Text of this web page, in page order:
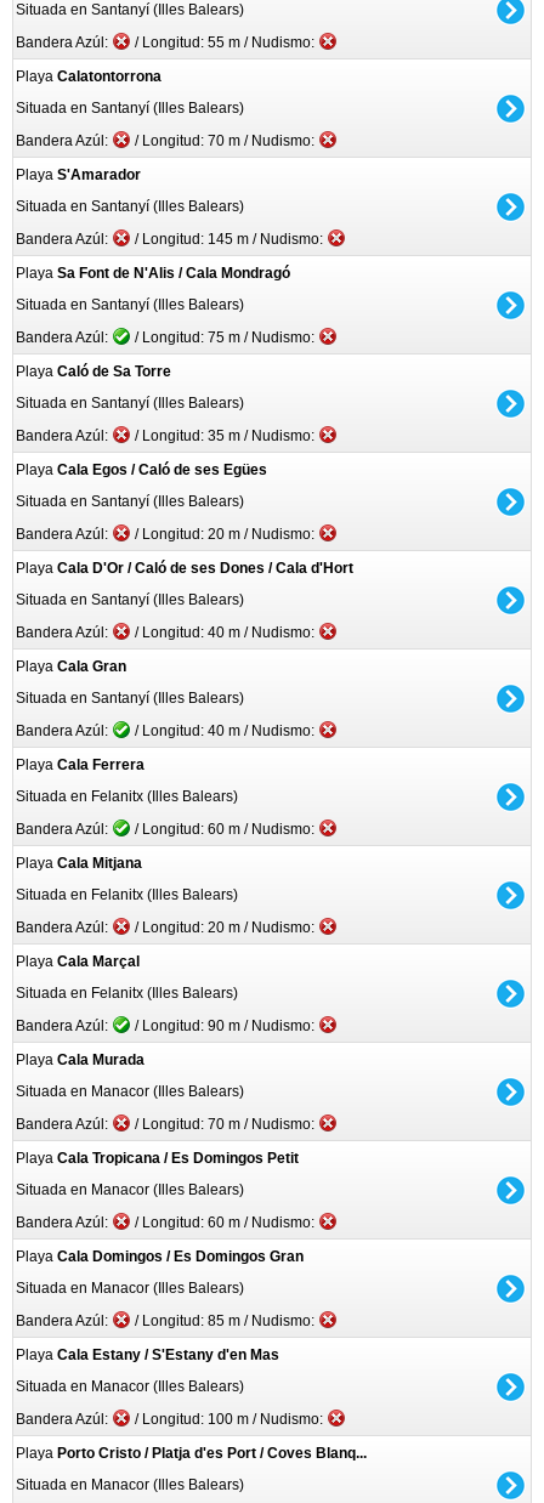
Situada en Santanyí (Illes Balears)
Bandera Azúl:
/ Longitud: 55 m / Nudismo:
Playa Calatontorrona
Situada en Santanyí (Illes Balears)
Bandera Azúl:
/ Longitud: 70 m / Nudismo:
Playa S'Amarador
Situada en Santanyí (Illes Balears)
Bandera Azúl:
/ Longitud: 145 m / Nudismo:
Playa Sa Font de N'Alis / Cala Mondragó
Situada en Santanyí (Illes Balears)
Bandera Azúl:
/ Longitud: 75 m / Nudismo:
Playa Caló de Sa Torre
Situada en Santanyí (Illes Balears)
Bandera Azúl:
/ Longitud: 35 m / Nudismo:
Playa Cala Egos / Caló de ses Egües
Situada en Santanyí (Illes Balears)
Bandera Azúl:
/ Longitud: 20 m / Nudismo:
Playa Cala D'Or / Caló de ses Dones / Cala d'Hort
Situada en Santanyí (Illes Balears)
Bandera Azúl:
/ Longitud: 40 m / Nudismo:
Playa Cala Gran
Situada en Santanyí (Illes Balears)
Bandera Azúl:
/ Longitud: 40 m / Nudismo:
Playa Cala Ferrera
Situada en Felanitx (Illes Balears)
Bandera Azúl:
/ Longitud: 60 m / Nudismo:
Playa Cala Mitjana
Situada en Felanitx (Illes Balears)
Bandera Azúl:
/ Longitud: 20 m / Nudismo:
Playa Cala Marçal
Situada en Felanitx (Illes Balears)
Bandera Azúl:
/ Longitud: 90 m / Nudismo:
Playa Cala Murada
Situada en Manacor (Illes Balears)
Bandera Azúl:
/ Longitud: 70 m / Nudismo:
Playa Cala Tropicana / Es Domingos Petit
Situada en Manacor (Illes Balears)
Bandera Azúl:
/ Longitud: 60 m / Nudismo:
Playa Cala Domingos / Es Domingos Gran
Situada en Manacor (Illes Balears)
Bandera Azúl:
/ Longitud: 85 m / Nudismo:
Playa Cala Estany / S'Estany d'en Mas
Situada en Manacor (Illes Balears)
Bandera Azúl:
/ Longitud: 100 m / Nudismo:
Playa Porto Cristo / Platja d'es Port / Coves Blanq...
Situada en Manacor (Illes Balears)